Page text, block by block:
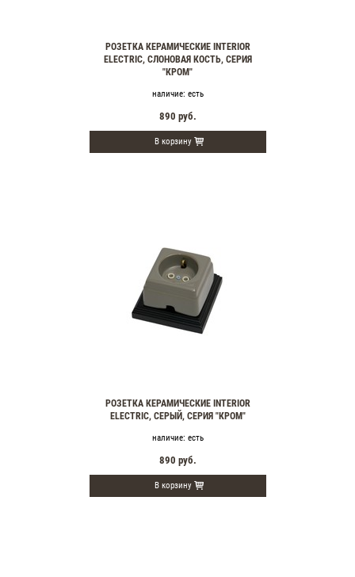
РОЗЕТКА КЕРАМИЧЕСКИЕ INTERIOR
ELECTRIC, СЛОНОВАЯ КОСТЬ, СЕРИЯ
"КРОМ"
наличие: есть
890 руб.
В корзину
РОЗЕТКА КЕРАМИЧЕСКИЕ INTERIOR
ELECTRIC, СЕРЫЙ, СЕРИЯ "КРОМ"
наличие: есть
890 руб.
В корзину